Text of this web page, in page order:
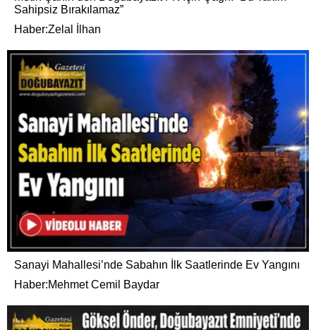
Sahipsiz Bırakılamaz”
Haber:Zelal İlhan
Sanayi Mahallesi’nde Sabahın İlk Saatlerinde Ev Yangını
Haber:Mehmet Cemil Baydar